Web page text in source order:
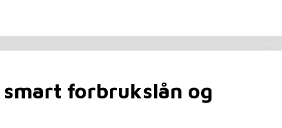
forbrukslån og